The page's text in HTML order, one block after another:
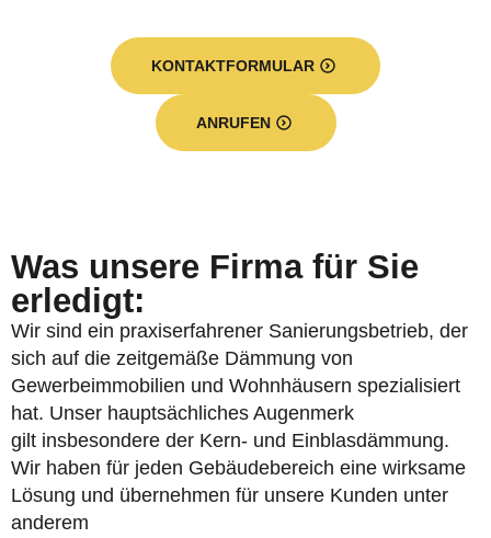
KONTAKTFORMULAR
ANRUFEN
Was unsere Firma für Sie
erledigt:
Wir sind ein praxiserfahrener Sanierungsbetrieb, der
sich auf die zeitgemäße Dämmung von
Gewerbeimmobilien und Wohnhäusern spezialisiert
hat. Unser hauptsächliches Augenmerk
gilt insbesondere der Kern- und Einblasdämmung.
Wir haben für jeden Gebäudebereich eine wirksame
Lösung und übernehmen für unsere Kunden unter
anderem